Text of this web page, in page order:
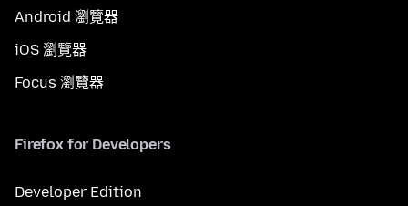
Android 瀏覽器
iOS 瀏覽器
Focus 瀏覽器
Firefox for Developers
Developer Edition